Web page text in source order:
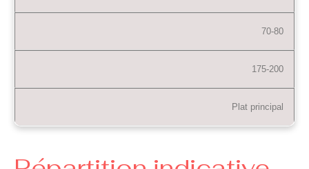
70-80
175-200
Plat principal